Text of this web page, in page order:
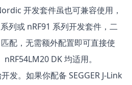
开发套件虽也可兼容使用，
列或 nRF91 系列开发套件，二
配，无需额外配置即可直接使
DK 均适用。
发。如果你配备 SEGGER J‑Link